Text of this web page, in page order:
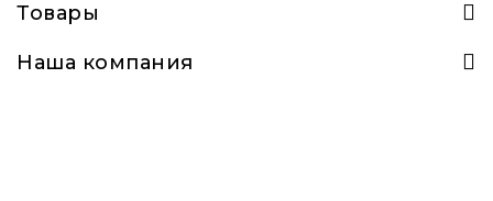
Товары
Наша компания